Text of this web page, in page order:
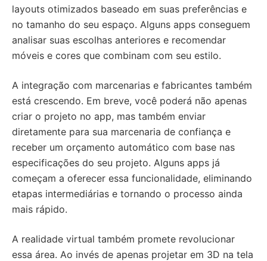
layouts otimizados baseado em suas preferências e
no tamanho do seu espaço. Alguns apps conseguem
analisar suas escolhas anteriores e recomendar
móveis e cores que combinam com seu estilo.
A integração com marcenarias e fabricantes também
está crescendo. Em breve, você poderá não apenas
criar o projeto no app, mas também enviar
diretamente para sua marcenaria de confiança e
receber um orçamento automático com base nas
especificações do seu projeto. Alguns apps já
começam a oferecer essa funcionalidade, eliminando
etapas intermediárias e tornando o processo ainda
mais rápido.
A realidade virtual também promete revolucionar
essa área. Ao invés de apenas projetar em 3D na tela